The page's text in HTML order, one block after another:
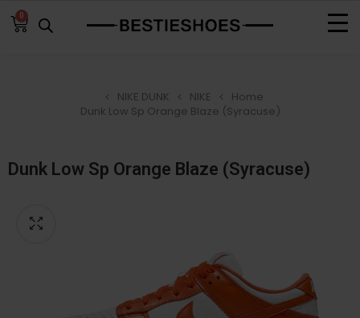
0
Home
NIKE
NIKE DUNK
Dunk Low Sp Orange Blaze (Syracuse)
Dunk Low Sp Orange Blaze (Syracuse)